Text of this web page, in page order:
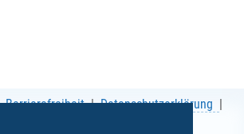
Barrierefreiheit
Datenschutzerklärung